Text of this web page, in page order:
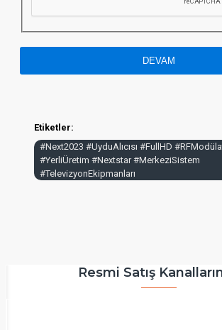
DEVAM
Etiketler:
#Next2023 #UyduAlıcısı #FullHD
#YerliÜretim #Nextstar #MerkeziSistem
#TelevizyonEkipmanları
Resmi Satış